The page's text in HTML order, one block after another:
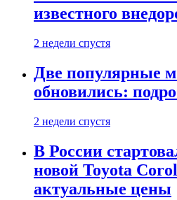
известного
2 недели спустя
Две популярные
обновились:
2 недели спустя
В России
новой Toyota
актуальные цены